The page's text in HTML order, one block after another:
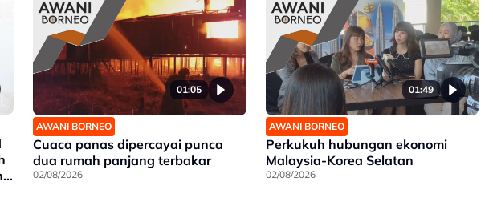
01:05
AWANI BORNEO
Cuaca panas dipercayai punca
dua rumah panjang terbakar
02/08/2026
01:49
AWANI BORNEO
Perkukuh hubungan ekonomi
Malaysia-Korea Selatan
02/08/2026